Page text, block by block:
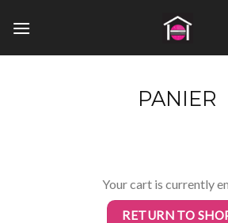
PANIER
Your cart is currently
RETURN TO